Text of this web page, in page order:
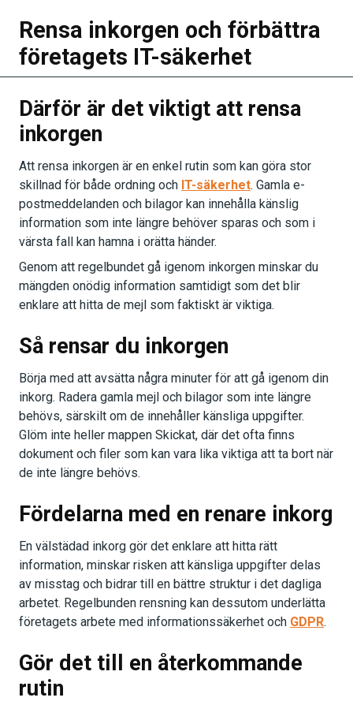
Rensa inkorgen och förbättra
företagets IT-säkerhet
Därför är det viktigt att rensa
inkorgen
Att rensa inkorgen är en enkel rutin som kan göra stor
skillnad för både ordning och IT-säkerhet. Gamla e-
postmeddelanden och bilagor kan innehålla känslig
information som inte längre behöver sparas och som i
värsta fall kan hamna i orätta händer.
Genom att regelbundet gå igenom inkorgen minskar du
mängden onödig information samtidigt som det blir
enklare att hitta de mejl som faktiskt är viktiga.
Så rensar du inkorgen
Börja med att avsätta några minuter för att gå igenom din
inkorg. Radera gamla mejl och bilagor som inte längre
behövs, särskilt om de innehåller känsliga uppgifter.
Glöm inte heller mappen Skickat, där det ofta finns
dokument och filer som kan vara lika viktiga att ta bort när
de inte längre behövs.
Fördelarna med en renare inkorg
En välstädad inkorg gör det enklare att hitta rätt
information, minskar risken att känsliga uppgifter delas
av misstag och bidrar till en bättre struktur i det dagliga
arbetet. Regelbunden rensning kan dessutom underlätta
företagets arbete med informationssäkerhet och GDPR.
Gör det till en återkommande
rutin